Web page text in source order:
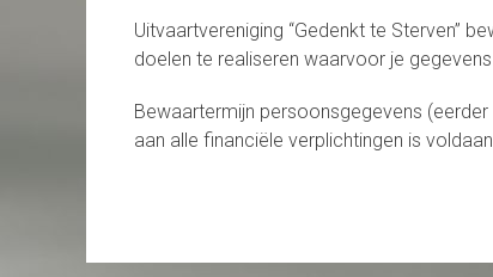
Uitvaartvereniging “Gedenkt te Sterven”
doelen te realiseren waarvoor je
Bewaartermijn persoonsgegevens
aan alle financiële verplichtingen is voldaan